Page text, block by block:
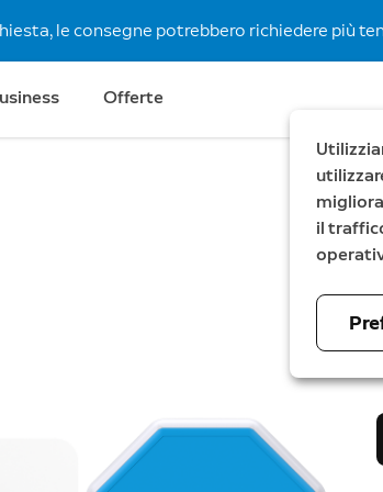
le consegne potrebbero richiedere più
Offerte
il